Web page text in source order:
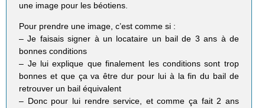
une image pour les béotiens.
Pour prendre une image, c’est comme si :
– Je faisais signer à un locataire un bail de 3 ans à de
bonnes conditions
– Je lui explique que finalement les conditions sont trop
bonnes et que ça va être dur pour lui à la fin du bail de
retrouver un bail équivalent
– Donc pour lui rendre service, et comme ça fait 2 ans